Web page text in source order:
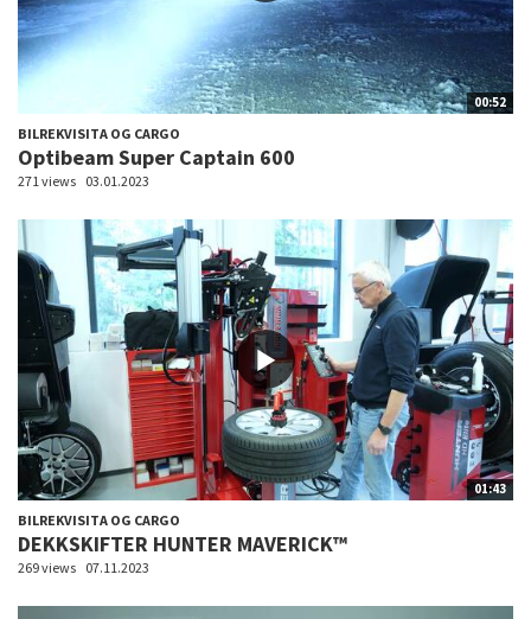
00:52
BILREKVISITA OG CARGO
Optibeam Super Captain 600
271 views 03.01.2023
01:43
BILREKVISITA OG CARGO
DEKKSKIFTER HUNTER MAVERICK™
269 views 07.11.2023